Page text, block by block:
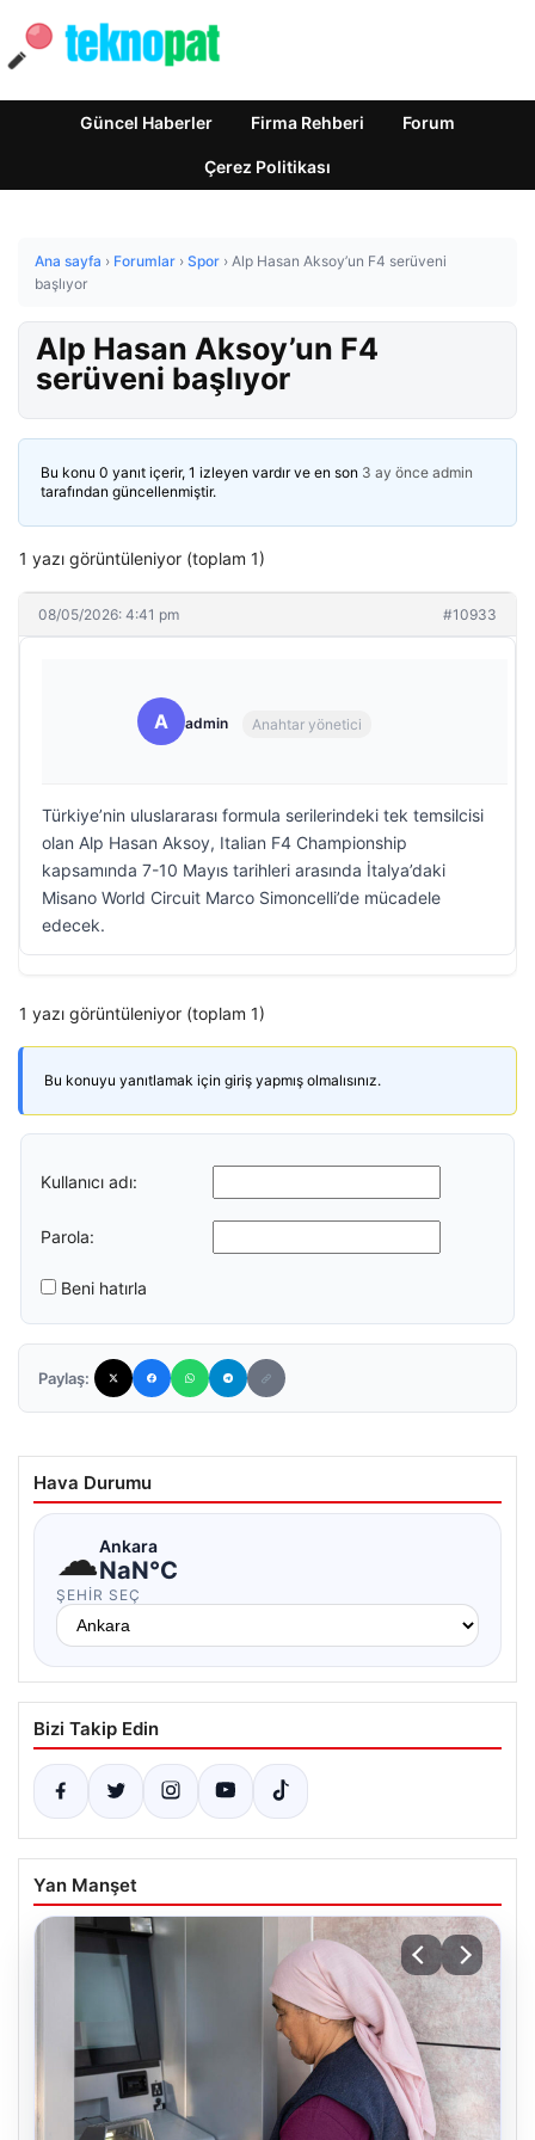
Güncel Haberler Firma Rehberi Forum
Çerez Politikası
Ana sayfa › Forumlar › Spor › Alp Hasan Aksoy’un F4 serüveni
başlıyor
Alp Hasan Aksoy’un F4
serüveni başlıyor
Bu konu 0 yanıt içerir, 1 izleyen vardır ve en son 3 ay önce admin
tarafından güncellenmiştir.
1 yazı görüntüleniyor (toplam 1)
08/05/2026: 4:41 pm #10933
A admin Anahtar yönetici
Türkiye’nin uluslararası formula serilerindeki tek temsilcisi
olan Alp Hasan Aksoy, Italian F4 Championship
kapsamında 7-10 Mayıs tarihleri arasında İtalya’daki
Misano World Circuit Marco Simoncelli’de mücadele
edecek.
1 yazı görüntüleniyor (toplam 1)
Bu konuyu yanıtlamak için giriş yapmış olmalısınız.
Kullanıcı adı:
Parola:
Beni hatırla
Paylaş:
Hava Durumu
☁Ankara
NaN°C
ŞEHIR SEÇ
Bizi Takip Edin
Yan Manşet